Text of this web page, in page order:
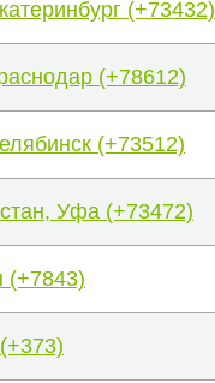
(+73432)
(+78612)
(+73512)
Уфа (+73472)
(+7843)